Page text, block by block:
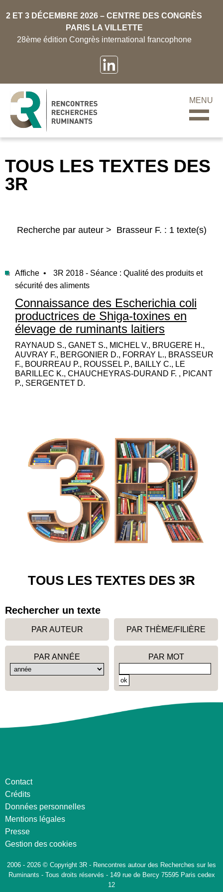
2 ET 3 DÉCEMBRE 2026 – CENTRE DES CONGRÈS
PARIS LA VILLETTE
28ème édition Congrès international francophone
MENU
TOUS LES TEXTES DES
3R
Recherche par auteur > Brasseur F. : 1 texte(s)
Affiche •
3R 2018 - Séance : Qualité des produits et
sécurité des aliments
Connaissance des Escherichia coli
productrices de Shiga-toxines en
élevage de ruminants laitiers
RAYNAUD S., GANET S., MICHEL V., BRUGERE H.,
AUVRAY F., BERGONIER D., FORRAY L., BRASSEUR
F., BOURREAU P., ROUSSEL P., BAILLY C., LE
BARILLEC K., CHAUCHEYRAS-DURAND F. , PICANT
P., SERGENTET D.
TOUS LES TEXTES DES 3R
Rechercher un texte
PAR AUTEUR PAR THÈME/FILIÈRE
PAR ANNÉE PAR MOT
Contact
Crédits
Données personnelles
Mentions légales
Presse
Gestion des cookies
2006 - 2026 © Copyright 3R - Rencontres autour des Recherches sur les
Ruminants - Tous droits réservés - 149 rue de Bercy 75595 Paris cedex
12